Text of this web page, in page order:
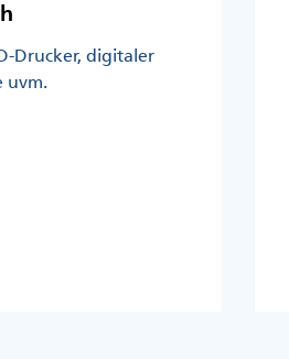
Drucker, digitaler
uvm.